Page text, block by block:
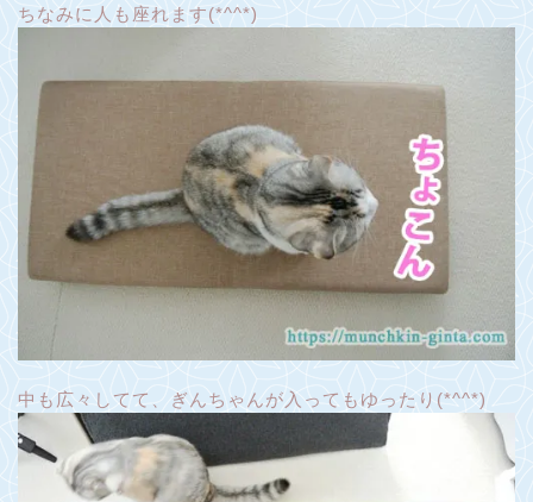
ちなみに人も座れます(*^^*)
中も広々してて、ぎんちゃんが入ってもゆったり(*^^*)